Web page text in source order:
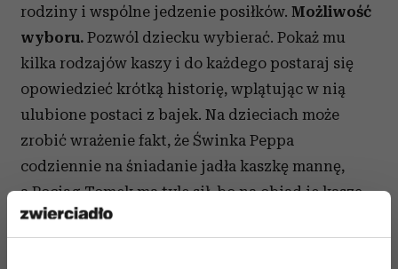
rodziny i wspólne jedzenie posiłków. Możliwość
wyboru. Pozwól dziecku wybierać. Pokaż mu
kilka rodzajów kaszy i do każdego postaraj się
opowiedzieć krótką historię, wplątując w nią
ulubione postaci z bajek. Na dzieciach może
zrobić wrażenie fakt, że Świnka Peppa
codziennie na śniadanie jadła kaszkę mannę,
a Pociąg Tomek ma tyle sił, bo na obiad je kaszę
gryczaną! Gdy zaprezentujesz maluchowi
wszystkie kasze, zapytaj, która mu się